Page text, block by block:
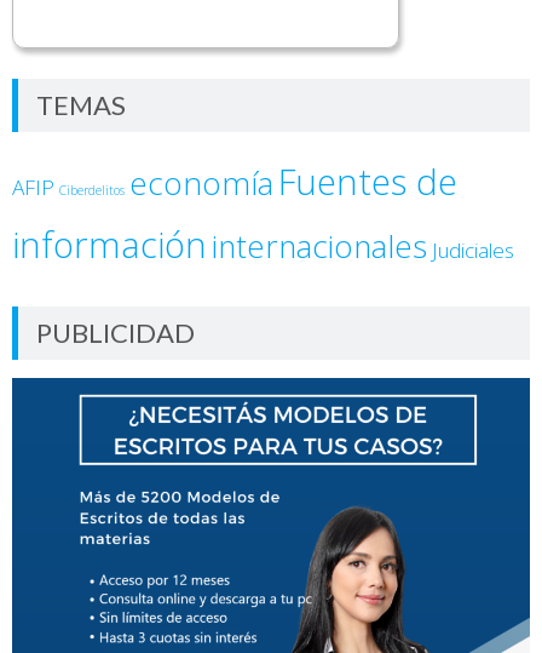
TEMAS
AFIP Ciberdelitos economía Fuentes de
información internacionales Judiciales
PUBLICIDAD